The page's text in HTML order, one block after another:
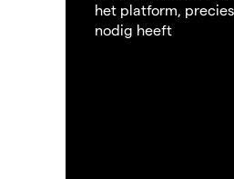
het platform,
nodig heeft